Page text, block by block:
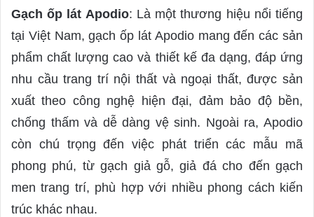
Gạch ốp lát Apodio: Là một thương hiệu nổi tiếng
tại Việt Nam, gạch ốp lát Apodio mang đến các sản
phẩm chất lượng cao và thiết kế đa dạng, đáp ứng
nhu cầu trang trí nội thất và ngoại thất, được sản
xuất theo công nghệ hiện đại, đảm bảo độ bền,
chống thấm và dễ dàng vệ sinh. Ngoài ra, Apodio
còn chú trọng đến việc phát triển các mẫu mã
phong phú, từ gạch giả gỗ, giả đá cho đến gạch
men trang trí, phù hợp với nhiều phong cách kiến
trúc khác nhau.